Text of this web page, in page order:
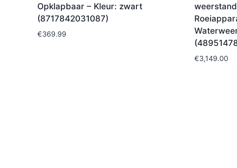
Opklapbaar – Kleur: zwart
(8717842031087)
€369.99
€3,149.00